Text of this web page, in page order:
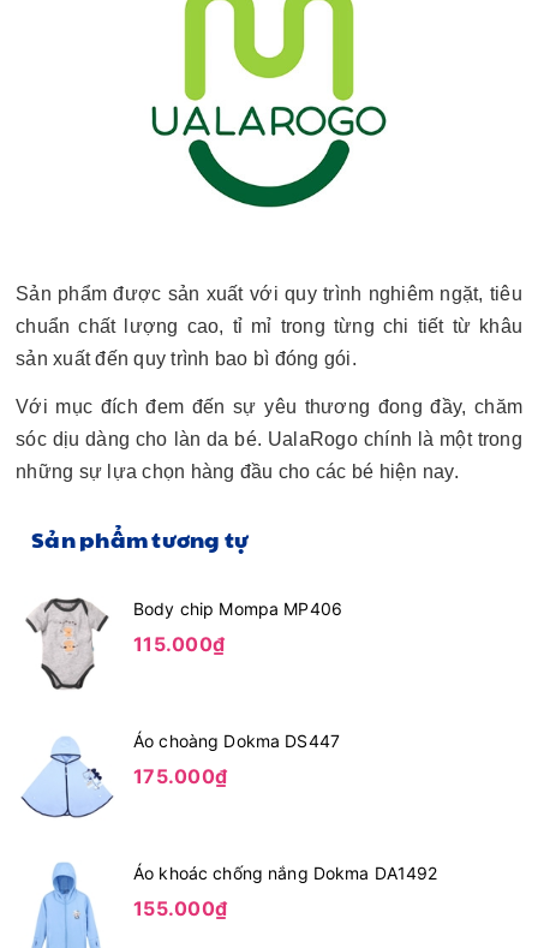
Sản phẩm được sản xuất với quy trình nghiêm ngặt, tiêu
chuẩn chất lượng cao, tỉ mỉ trong từng chi tiết từ khâu
sản xuất đến quy trình bao bì đóng gói.
Với mục đích đem đến sự yêu thương đong đầy, chăm
sóc dịu dàng cho làn da bé. UalaRogo chính là một trong
những sự lựa chọn hàng đầu cho các bé hiện nay.
Sản phẩm tương tự
Body chip Mompa MP406
115.000₫
Áo choàng Dokma DS447
175.000₫
Áo khoác chống nắng Dokma DA1492
155.000₫